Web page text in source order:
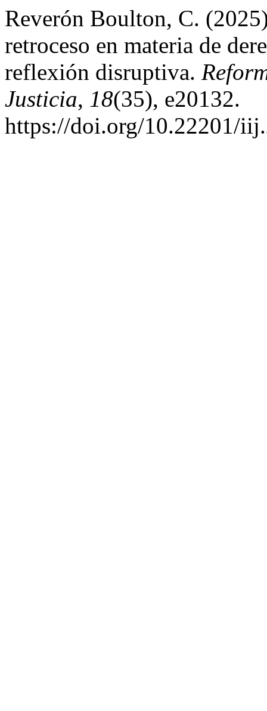
Reverón Boulton, C.
retroceso en materia de
reflexión disruptiva.
Justicia, 18(35), e20132.
https://doi.org/10.22201/